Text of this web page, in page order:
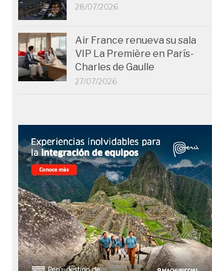
28/07/2026
Air France renueva su sala
VIP La Première en París-
Charles de Gaulle
27/07/2026